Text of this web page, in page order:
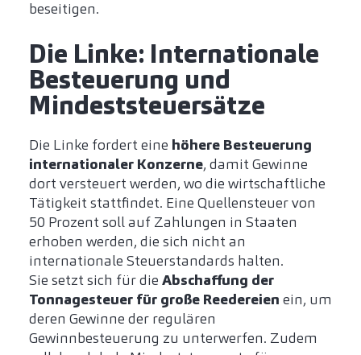
beseitigen.
Die Linke: Internationale
Besteuerung und
Mindeststeuersätze
Die Linke fordert eine höhere Besteuerung
internationaler Konzerne, damit Gewinne
dort versteuert werden, wo die wirtschaftliche
Tätigkeit stattfindet. Eine Quellensteuer von
50 Prozent soll auf Zahlungen in Staaten
erhoben werden, die sich nicht an
internationale Steuerstandards halten.
Sie setzt sich für die Abschaffung der
Tonnagesteuer für große Reedereien ein, um
deren Gewinne der regulären
Gewinnbesteuerung zu unterwerfen. Zudem